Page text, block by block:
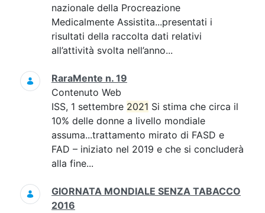
nazionale della Procreazione
Medicalmente Assistita...presentati i
risultati della raccolta dati relativi
all’attività svolta nell’anno...
RaraMente n. 19
Contenuto Web
ISS, 1 settembre 2021 Si stima che circa il
10% delle donne a livello mondiale
assuma...trattamento mirato di FASD e
FAD – iniziato nel 2019 e che si concluderà
alla fine...
GIORNATA MONDIALE SENZA TABACCO
2016